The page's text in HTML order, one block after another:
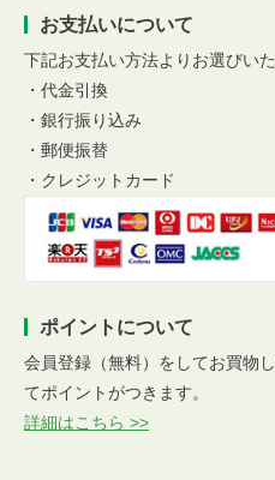
お支払いについて
下記お支払い方法よりお選びいた
・代金引換
・銀行振り込み
・郵便振替
・クレジットカード
ポイントについて
会員登録（無料）をしてお買物
てポイントがつきます。
詳細はこちら >>